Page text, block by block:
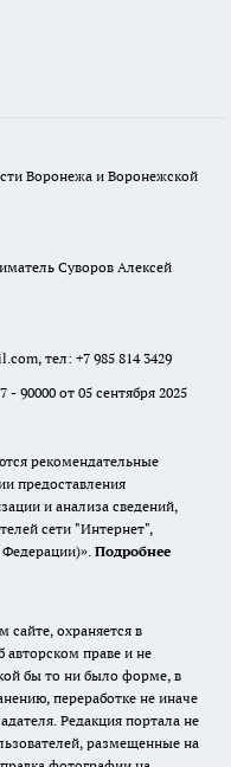
Воронежа и Воронежской
Суворов Алексей
тел: +7 985 814 3429
90000 от 05 сентября 2025
рекомендательные
предоставления
и анализа сведений,
сети "Интернет",
Подробнее
охраняется в
авторском праве и не
бы то ни было форме, в
переработке не иначе
Редакция портала не
размещенные на